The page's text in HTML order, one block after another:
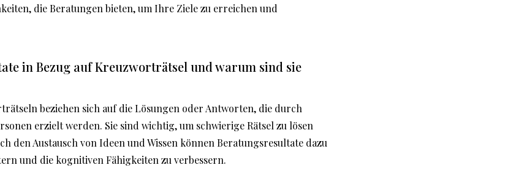
die Beratungen bieten, um Ihre Ziele zu erreichen und
in Bezug auf Kreuzworträtsel und warum sind sie
beziehen sich auf die Lösungen oder Antworten, die durch
erzielt werden. Sie sind wichtig, um schwierige Rätsel zu lösen
den Austausch von Ideen und Wissen können Beratungsresultate dazu
und die kognitiven Fähigkeiten zu verbessern.